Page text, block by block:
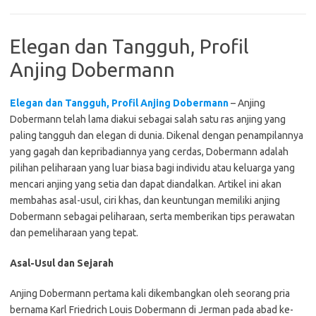
Elegan dan Tangguh, Profil
Anjing Dobermann
Elegan dan Tangguh, Profil Anjing Dobermann– Anjing
Dobermann telah lama diakui sebagai salah satu ras anjing yang
paling tangguh dan elegan di dunia. Dikenal dengan penampilannya
yang gagah dan kepribadiannya yang cerdas, Dobermann adalah
pilihan peliharaan yang luar biasa bagi individu atau keluarga yang
mencari anjing yang setia dan dapat diandalkan. Artikel ini akan
membahas asal-usul, ciri khas, dan keuntungan memiliki anjing
Dobermann sebagai peliharaan, serta memberikan tips perawatan
dan pemeliharaan yang tepat.
Asal-Usul dan Sejarah
Anjing Dobermann pertama kali dikembangkan oleh seorang pria
bernama Karl Friedrich Louis Dobermann di Jerman pada abad ke-